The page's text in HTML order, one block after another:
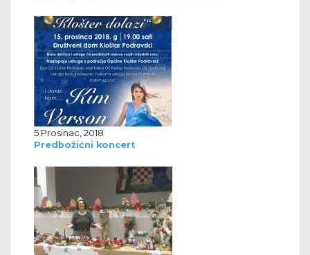
5 Prosinac, 2018
Predbožićni koncert